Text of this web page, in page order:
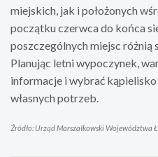
miejskich, jak i położonych
początku czerwca do końca
poszczególnych miejsc różnią
Planując letni wypoczynek,
informacje i wybrać
własnych potrzeb.
Źródło: Urząd Marszałkowski Województwa